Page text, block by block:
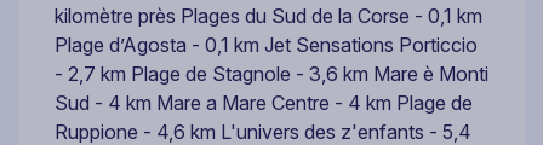
kilomètre près Plages du Sud de la Corse - 0,1 km
Plage d’Agosta - 0,1 km Jet Sensations Porticcio
- 2,7 km Plage de Stagnole - 3,6 km Mare è Monti
Sud - 4 km Mare a Mare Centre - 4 km Plage de
Ruppione - 4,6 km L'univers des z'enfants - 5,4